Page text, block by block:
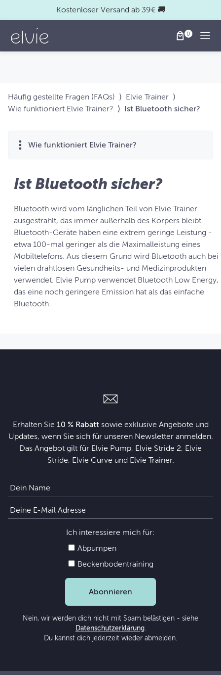
Kostenloser Versand ab 39€ 🚚
Häufig gestellte Fragen (FAQs) ⟩ Elvie Trainer ⟩
Wie funktioniert Elvie Trainer? ⟩ Ist Bluetooth sicher?
Wie funktioniert Elvie Trainer?
Ist Bluetooth sicher?
Bluetooth wird vom länglichen Teil von Elvie Trainer
ausgestrahlt, das immer außerhalb des Körpers bleibt.
Bluetooth-Geräte haben eine extrem geringe Leistung -
etwa 100-mal geringer als die Maximalleistung eines
Mobiltelefons. Aus diesem Grund wird Bluetooth auch bei
vielen drahtlosen Gesundheits- und Medizinprodukten
verwendet. Elvie Pump verwendet Bluetooth Low Energy,
das eine noch geringere Emission hat als das einfache
Bluetooth.
Erhalten Sie 10 % Rabattsowie exklusive Angebote und
Updates, wenn Sie sich für unseren Newsletter anmelden.
Das Angebot gilt für Elvie Pump, Elvie Stride 2, Elvie
Stride, Elvie Curve und Elvie Trainer.
Ich interessiere mich für:
Abpumpen
Beckenbodentraining
Abonnieren
Nein, wir werden dich nicht mit Spam belästigen - siehe
Datenschutzerklärung.
Du kannst dich jederzeit wieder abmelden.